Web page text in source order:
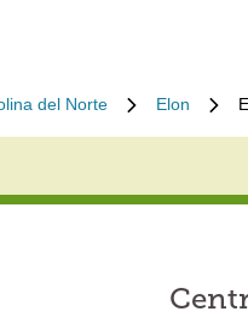
del Norte Elon